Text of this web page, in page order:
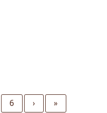
Page
6
Next
›
Last
»